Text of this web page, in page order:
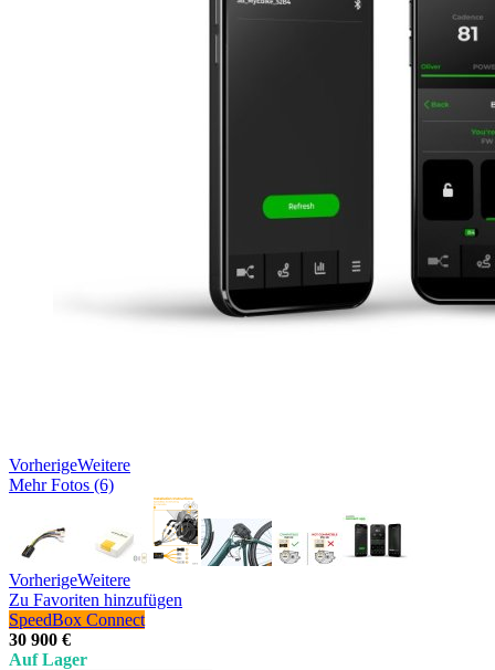
VorherigeWeitere
Mehr Fotos (6)
VorherigeWeitere
Zu Favoriten hinzufügen
SpeedBox Connect
30 900 €
Auf Lager